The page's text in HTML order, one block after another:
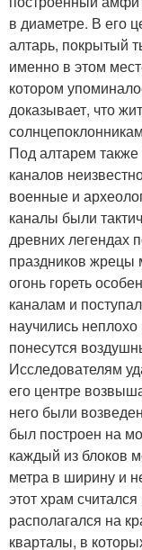
в диаметре. В его
алтарь, покрытый
именно в этом
котором
доказывает, что
Под алтарем
каналов
военные и
каналы были
древних легендах
праздников жрецы
огонь гореть
каналам и
научились
понесутся
Исследователям
его центре
него были
был построен на
каждый из блоков
метра в ширину и
этот храм
располагался на
кварталы, в